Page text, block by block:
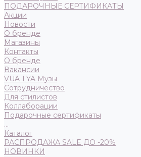
ПОДАРОЧНЫЕ СЕРТИФИКАТЫ
Акции
Новости
О бренде
Магазины
Контакты
О бренде
Вакансии
VUA-LYA Музы
Сотрудничество
Для стилистов
Коллаборации
Подарочные сертификаты
...
Каталог
РАСПРОДАЖА SALE ДО -20%
НОВИНКИ